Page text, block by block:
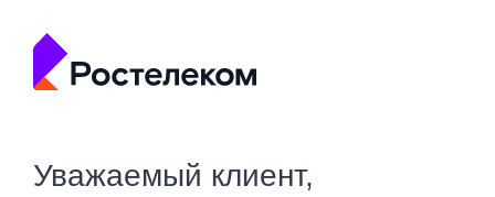
Уважаемый клиент,